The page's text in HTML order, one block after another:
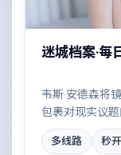
迷城档案·每
韦斯·安德森将
包裹对现实议
次丰富，一场
型元素与人文关
多线路 秒